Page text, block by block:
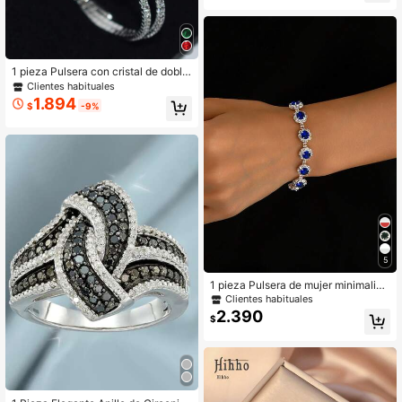
1 pieza Pulsera con cristal de doble
capa de moda para mujer
Clientes habituales
$1.894 -9%
5
1 pieza Pulsera de mujer minimalist
a y elegante con adorno de strass y
cadena, adecuada para uso diario
Clientes habituales
$2.390